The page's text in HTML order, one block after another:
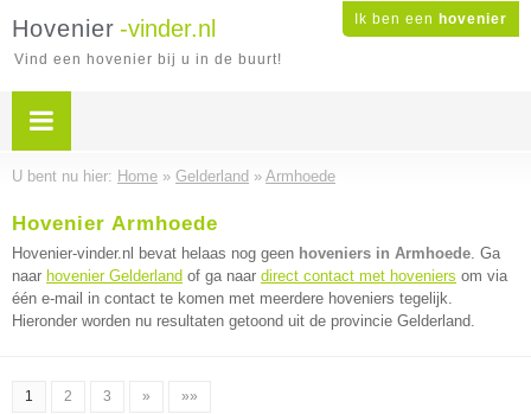
Ik ben een hovenier
Hovenier -vinder.nl
Vind een hovenier bij u in de buurt!
U bent nu hier: Home » Gelderland » Armhoede
Hovenier Armhoede
Hovenier-vinder.nl bevat helaas nog geen hoveniers in Armhoede. Ga
naar hovenier Gelderland of ga naar direct contact met hoveniers om via
één e-mail in contact te komen met meerdere hoveniers tegelijk.
Hieronder worden nu resultaten getoond uit de provincie Gelderland.
1 2 3 » »»